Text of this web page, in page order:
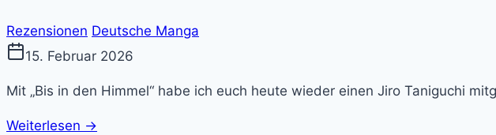
Rezensionen Deutsche Manga
15. Februar 2026
Mit „Bis in den Himmel“ habe ich euch heute wieder einen Jiro Taniguchi
Weiterlesen →